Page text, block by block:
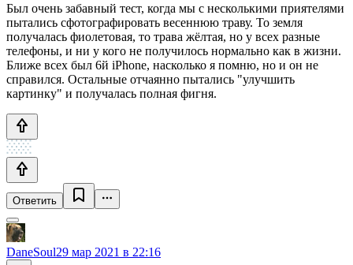
Был очень забавный тест, когда мы с несколькими приятелями
пытались сфотографировать весеннюю траву. То земля
получалась фиолетовая, то трава жёлтая, но у всех разные
телефоны, и ни у кого не получилось нормально как в жизни.
Ближе всех был 6й iPhone, насколько я помню, но и он не
справился. Остальные отчаянно пытались "улучшить
картинку" и получалась полная фигня.
Ответить
DaneSoul29 мар 2021 в 22:16